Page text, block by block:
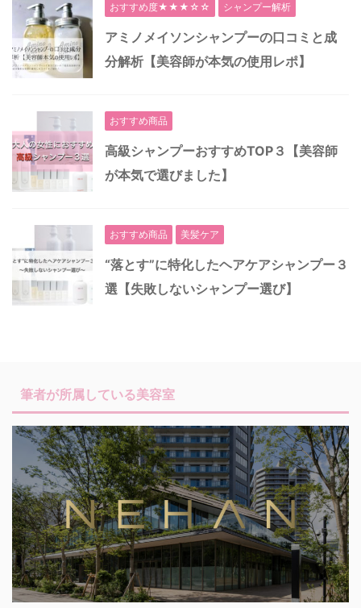
おすすめ度★★★☆☆ シャンプー解析
アミノメイソンシャンプーの口コミと成
分解析【美容師が本気の使用レポ】
おすすめ商品
高級シャンプーおすすめTOP３【美容師
が本気で選びました】
おすすめ商品 美髪ケア
“落とす”に特化したヘアケアシャンプー３
選【失敗しないシャンプー選び】
筆者が所属している美容室